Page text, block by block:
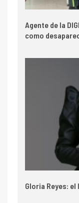
Agente de la
como
Gloria Reyes: